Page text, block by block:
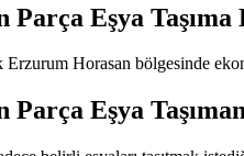
Eşya
Horasan bölgesinde
Eşya